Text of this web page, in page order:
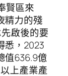
賢區來
精力的殘
啟後的要
悉，2023
值636.9億
上產業產